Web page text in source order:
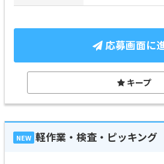
応募画面に
キープ
NEW 軽作業・検査・ピッキング